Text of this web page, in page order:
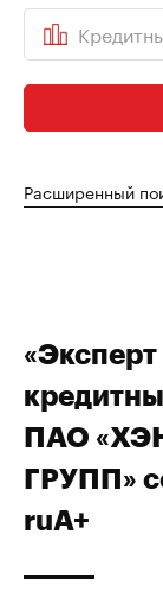
Расширенный
ПАО
ГРУПП»
ruA+